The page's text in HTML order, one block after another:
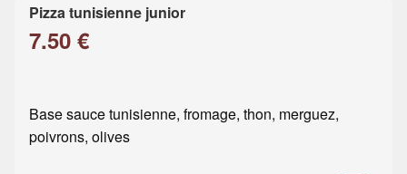
Pizza tunisienne junior
7.50 €
Base sauce tunisienne, fromage, thon, merguez,
poivrons, olives